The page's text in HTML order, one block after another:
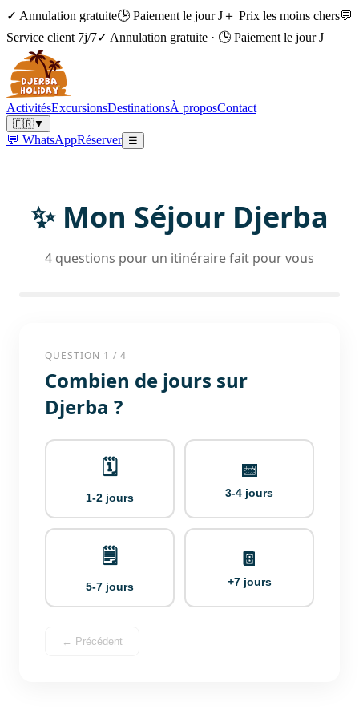
✓ Annulation gratuite🕒 Paiement le jour J＋ Prix les moins chers💬
Service client 7j/7✓ Annulation gratuite · 🕒 Paiement le jour J
ActivitésExcursionsDestinationsÀ proposContact
🇫🇷▼
💬 WhatsAppRéserver ☰
✨ Mon Séjour Djerba
4 questions pour un itinéraire fait pour vous
QUESTION 1 / 4
Combien de jours sur
Djerba ?
🗓️
1-2 jours
📅
3-4 jours
🗒️
5-7 jours
📔
+7 jours
← Précédent